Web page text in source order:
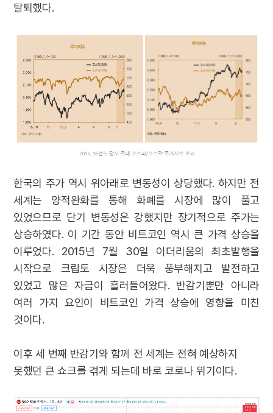
탈퇴했다.
한국의 주가 역시 위아래로 변동성이 상당했다. 하지만 전
세계는 양적완화를 통해 화폐를 시장에 많이 풀고
있었으므로 단기 변동성은 강했지만 장기적으로 주가는
상승하였다. 이 기간 동안 비트코인 역시 큰 가격 상승을
이루었다. 2015년 7월 30일 이더리움의 최초발행을
시작으로 크립토 시장은 더욱 풍부해지고 발전하고
있었고 많은 자금이 흘러들어왔다. 반감기뿐만 아니라
여러 가지 요인이 비트코인 가격 상승에 영향을 미친
것이다.
이후 세 번째 반감기와 함께 전 세계는 전혀 예상하지
못했던 큰 쇼크를 겪게 되는데 바로 코로나 위기이다.